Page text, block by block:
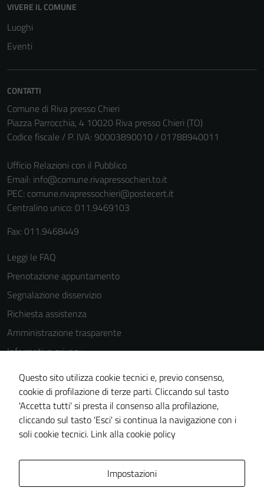
VIVERE IL COMUNE
Luoghi
Eventi
CONTATTI
Comune di Riva presso Chieri
Piazza Parrocchia, 4 10020 Riva presso Chieri (TO)
Codice fiscale / P. IVA: 90003890010 / 01788940011
Ufficio Relazioni con il Pubblico
Email: info@comune.rivapressochieri.to.it
PEC: comune.rivapressochieri@postecert.it
Centralino unico: 011.9469103
Fax: 011.9468449
Leggi le FAQ
Prenotazione appuntamento
Segnalazione disservizio
Richiesta assistenza
Amministrazione trasparente
Informativa privacy
Cookie Policy
Note legali
Dichiarazione di accessibilità
Piano di miglioramento del sito
Questo sito utilizza cookie tecnici e, previo consenso,
cookie di profilazione di terze parti. Cliccando sul tasto
'Accetta tutti' si presta il consenso alla profilazione,
cliccando sul tasto 'Esci' si continua la navigazione con i
soli cookie tecnici. Link alla cookie policy
Impostazioni